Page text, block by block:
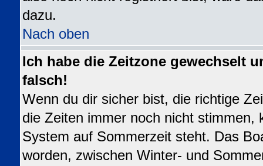
dazu.
Nach oben
Ich habe die Zeitzone gewechselt
falsch!
Wenn du dir sicher bist, die richtige
die Zeiten immer noch nicht stimmen,
System auf Sommerzeit steht. Das
worden, zwischen Winter- und